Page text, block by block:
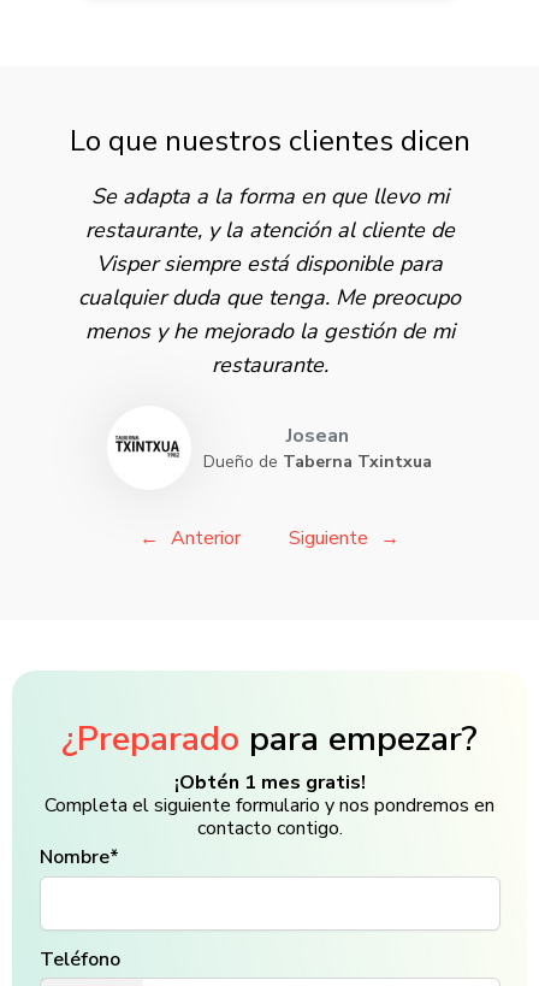
Lo que nuestros clientes dicen
Se adapta a la forma en que llevo mi
restaurante, y la atención al cliente de
Visper siempre está disponible para
cualquier duda que tenga. Me preocupo
menos y he mejorado la gestión de mi
restaurante.
Josean
Dueño de Taberna Txintxua
Anterior Siguiente
¿Preparado para empezar?
¡Obtén 1 mes gratis!
Completa el siguiente formulario y nos pondremos en
contacto contigo.
Nombre*
Teléfono